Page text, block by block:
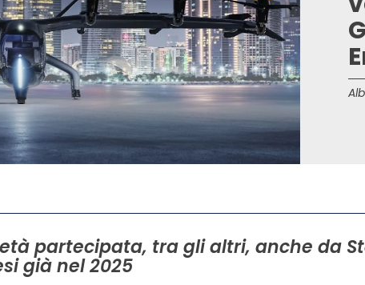
partecipata, tra gli altri, anche da
già nel 2025